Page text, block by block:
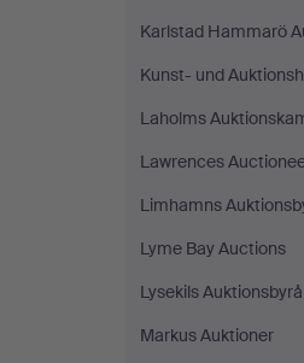
Karlstad Hammarö
Kunst- und
Laholms
Lawrences
Limhamns
Lyme Bay Auctions
Lysekils Auktionsbyrå
Markus Auktioner